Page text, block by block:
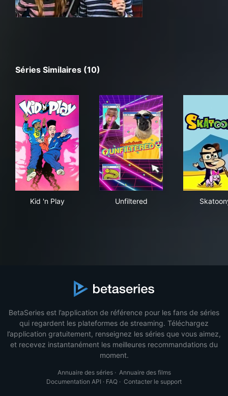
Séries Similaires (10)
Kid 'n Play Unfiltered
BetaSeries est l’application de référence pour les fans de séries
qui regardent les plateformes de streaming. Téléchargez
l’application gratuitement, renseignez les séries que vous aimez,
et recevez instantanément les meilleures recommandations du
moment.
Annuaire des séries· Annuaire des films
Documentation API · FAQ · Contacter le support